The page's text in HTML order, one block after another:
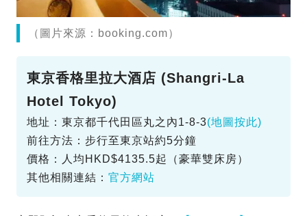
（圖片來源：booking.com）
東京香格里拉大酒店 (Shangri-La
Hotel Tokyo)
地址：東京都千代田區丸之內1-8-3(地圖按此)
前往方法：步行至東京站約5分鐘
價格：人均HKD$4135.5起（豪華雙床房）
其他相關連結： 官方網站